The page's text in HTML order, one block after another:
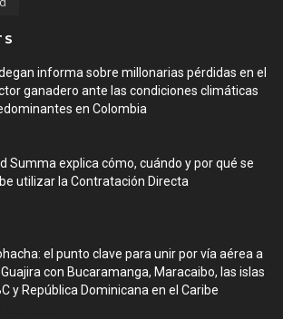
informa sobre millonarias pérdidas en el
ganadero ante las condiciones climáticas
en Colombia
Summa explica cómo, cuándo y por qué se
utilizar la Contratación Directa
el punto clave para unir por vía aérea a
Guajira con Bucaramanga, Maracaibo, las islas
y República Dominicana en el Caribe